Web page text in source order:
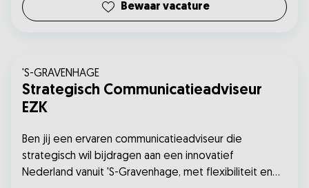
Bewaar vacature
'S-GRAVENHAGE
Strategisch Communicatieadviseur
EZK
Ben jij een ervaren communicatieadviseur die
strategisch wil bijdragen aan een innovatief
Nederland vanuit 'S-Gravenhage, met flexibiliteit en